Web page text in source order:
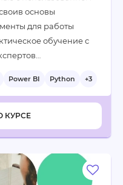
основы
для работы
обучение с
Power BI Python +3
КУРСЕ